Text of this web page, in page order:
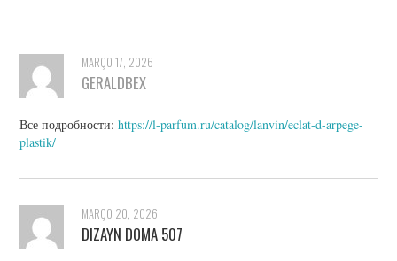
MARÇO 17, 2026
GERALDBEX
Все подробности:https://l-parfum.ru/catalog/lanvin/eclat-d-arpege-
plastik/
MARÇO 20, 2026
DIZAYN DOMA 507